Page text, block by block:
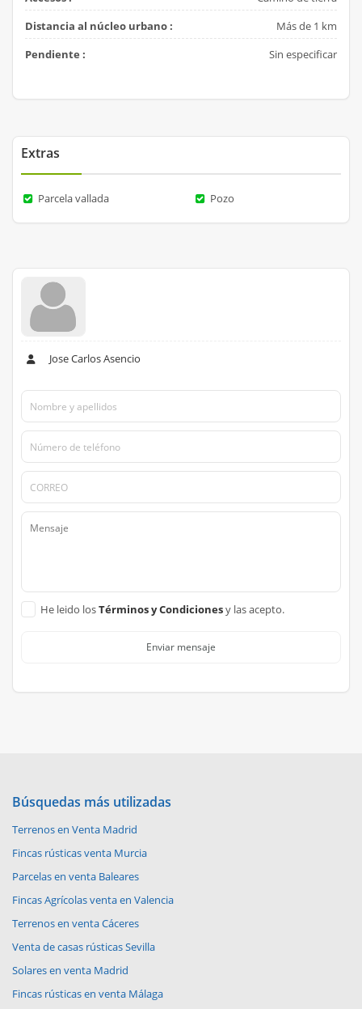
Distancia al núcleo urbano :
Más de 1 km
Pendiente :
Sin especificar
Extras
Parcela vallada Pozo
Jose Carlos Asencio
He leido losTérminos y Condicionesy las acepto.
Enviar mensaje
Búsquedas más utilizadas
Terrenos en Venta Madrid
Fincas rústicas venta Murcia
Parcelas en venta Baleares
Fincas Agrícolas venta en Valencia
Terrenos en venta Cáceres
Venta de casas rústicas Sevilla
Solares en venta Madrid
Fincas rústicas en venta Málaga